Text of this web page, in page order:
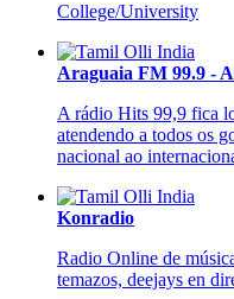
College/University
Araguaia FM 99.9 -
A rádio Hits 99,9 fica
atendendo a todos os
nacional ao
Konradio
Radio Online de
temazos, deejays en